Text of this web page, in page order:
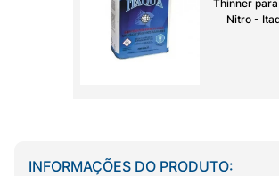
Thinner
Nitro -
INFORMAÇÕES DO PRODUTO: